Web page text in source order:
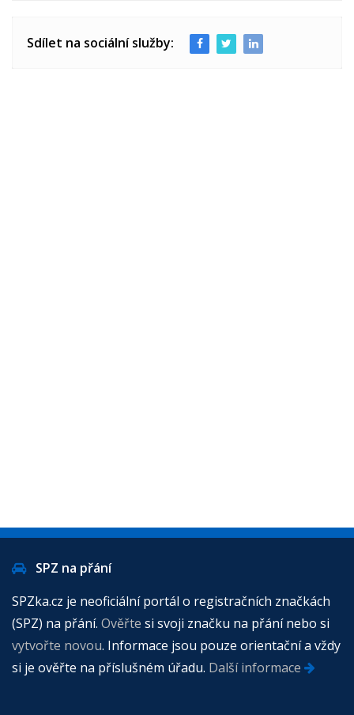
Sdílet na sociální služby:
SPZ na přání
SPZka.cz je neoficiální portál o registračních značkách
(SPZ) na přání. Ověřte si svoji značku na přání nebo si
vytvořte novou. Informace jsou pouze orientační a vždy
si je ověřte na příslušném úřadu. Další informace